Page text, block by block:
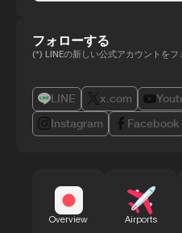
フォローする
(*) LINEの新しい公式アカウントをフ
LINE x.com
Instagram
Facebook
Overview Airports